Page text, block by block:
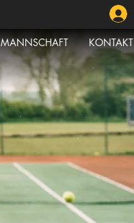
MANNSCHAFT KONTAKT